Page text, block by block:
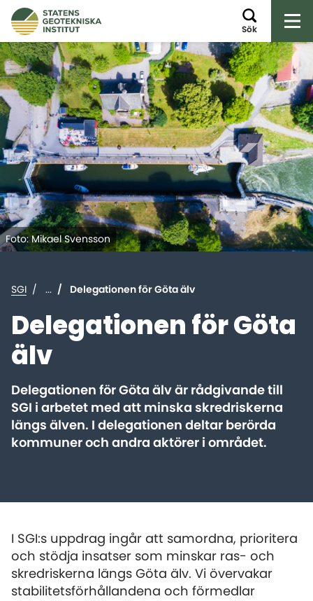
Sök
Foto: Mikael Svensson
SGI Delegationen för Göta älv
Delegationen för Göta
älv
Delegationen för Göta älv är rådgivande till
SGI i arbetet med att minska skredriskerna
längs älven. I delegationen deltar berörda
kommuner och andra aktörer i området.
I SGI:s uppdrag ingår att samordna, prioritera
och stödja insatser som minskar ras- och
skredriskerna längs Göta älv. Vi övervakar
stabilitetsförhållandena och förmedlar